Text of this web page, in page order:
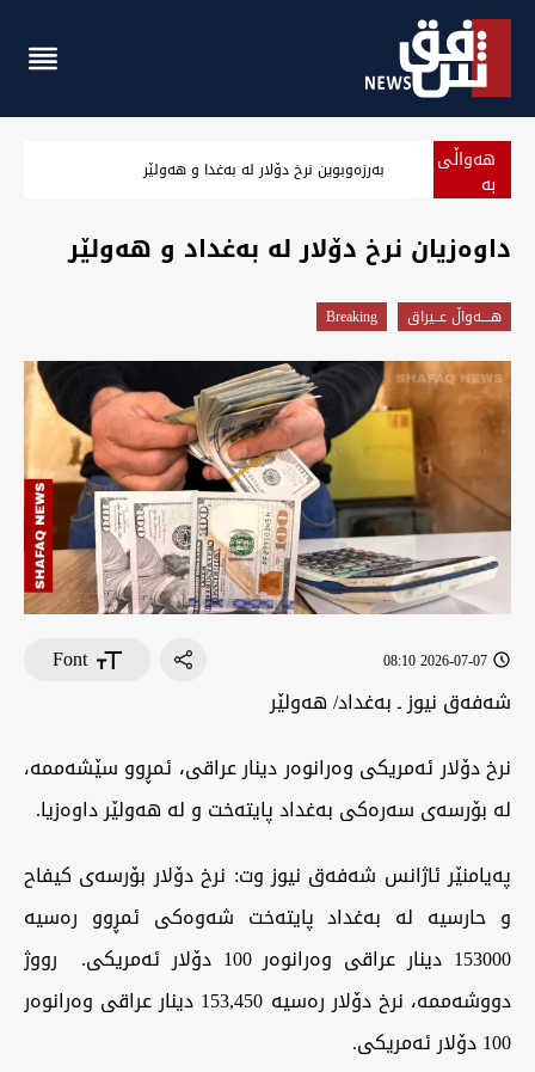
هەواڵی
بە ‏بەرزەوبوین نرخ دۆلار لە بەغدا و هەولێر
‏داوەزیان نرخ دۆلار لە بەغداد و هەولێر
هــــه‌واڵ عــیراق Breaking
2026-07-07 08:10
Font
شەفەق نيوز ـ بەغداد/ هەولێر
‏نرخ دۆلار ئەمریکی وەرانوەر دینار عراقی، ئمڕوو سێشەممە،
لە بۆرسەی سەرەکی بەغداد پایتەخت و لە هەولێر داوەزیا.
‏پەیامنێر ئاژانس شەفەق نيوز وت: نرخ دۆلار بۆرسەی کیفاح
و حارسیە لە بەغداد پایتەخت شەوەکی ئمڕوو رەسیە
153000 دینار عراقی وەرانوەر 100 دۆلار ئەمریکی. رووژ
دووشەممە، نرخ دۆلار رەسیە 153,450 دینار عراقی وەرانوەر
100 دۆلار ئەمریکی.